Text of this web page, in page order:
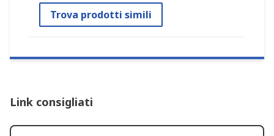
Trova prodotti simili
Link consigliati